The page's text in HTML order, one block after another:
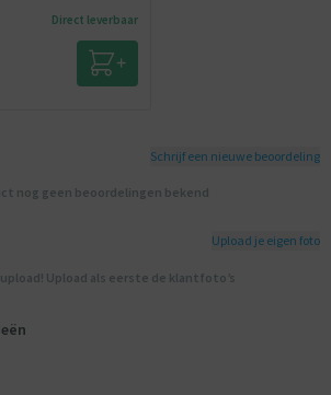
Direct leverbaar
Schrijf een nieuwe beoordeling
nog geen beoordelingen bekend
Upload je eigen foto
Upload als eerste de klantfoto’s